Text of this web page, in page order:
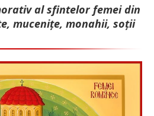
al sfintelor femei din
mu­cenițe, monahii, soții